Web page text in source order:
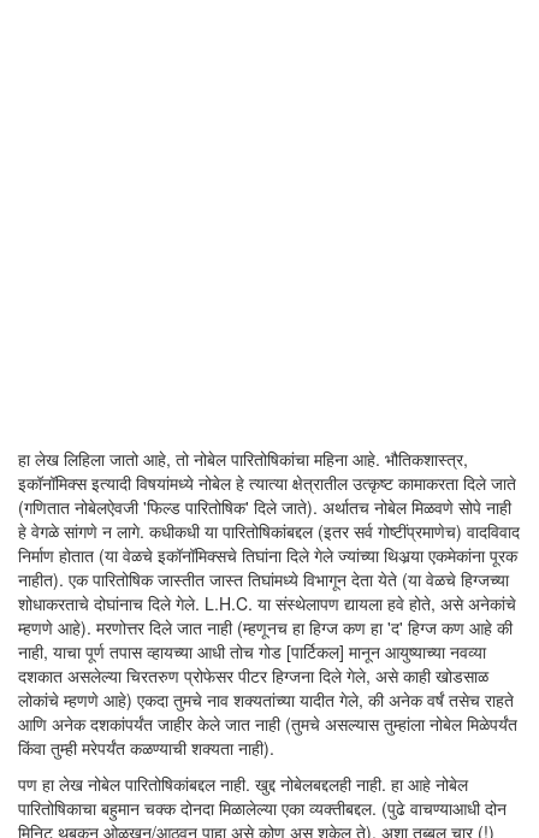
हा लेख लिहिला जातो आहे, तो नोबेल पारितोषिकांचा महिना आहे. भौतिकशास्त्र,
इकॉनॉमिक्स इत्यादी विषयांमध्ये नोबेल हे त्यात्या क्षेत्रातील उत्कृष्ट कामाकरता दिले जाते
(गणितात नोबेलऐवजी 'फिल्ड पारितोषिक' दिले जाते). अर्थातच नोबेल मिळवणे सोपे नाही
हे वेगळे सांगणे न लागे. कधीकधी या पारितोषिकांबद्दल (इतर सर्व गोष्टींप्रमाणेच) वादविवाद
निर्माण होतात (या वेळचे इकॉनॉमिक्सचे तिघांना दिले गेले ज्यांच्या थिअर्‍या एकमेकांना पूरक
नाहीत). एक पारितोषिक जास्तीत जास्त तिघांमध्ये विभागून देता येते (या वेळचे हिग्जच्या
शोधाकरताचे दोघांनाच दिले गेले. L.H.C. या संस्थेलापण द्यायला हवे होते, असे अनेकांचे
म्हणणे आहे). मरणोत्तर दिले जात नाही (म्हणूनच हा हिग्ज कण हा 'द' हिग्ज कण आहे की
नाही, याचा पूर्ण तपास व्हायच्या आधी तोच गोड [पार्टिकल] मानून आयुष्याच्या नवव्या
दशकात असलेल्या चिरतरुण प्रोफेसर पीटर हिग्जना दिले गेले, असे काही खोडसाळ
लोकांचे म्हणणे आहे) एकदा तुमचे नाव शक्यतांच्या यादीत गेले, की अनेक वर्षं तसेच राहते
आणि अनेक दशकांपर्यंत जाहीर केले जात नाही (तुमचे असल्यास तुम्हांला नोबेल मिळेपर्यंत
किंवा तुम्ही मरेपर्यंत कळण्याची शक्यता नाही).
पण हा लेख नोबेल पारितोषिकांबद्दल नाही. खुद्द नोबेलबद्दलही नाही. हा आहे नोबेल
पारितोषिकाचा बहुमान चक्क दोनदा मिळालेल्या एका व्यक्तीबद्दल. (पुढे वाचण्याआधी दोन
मिनिट थबकून ओळखून/आठवून पाहा असे कोण असू शकेल ते). अशा तब्बल चार (!)